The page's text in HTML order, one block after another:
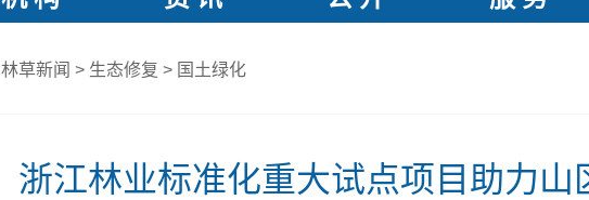
林草新闻 > 生态修复 > 国土绿化
浙江林业标准化重大试点项目助力山